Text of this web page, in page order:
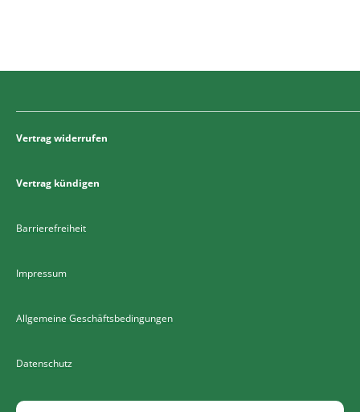
Vertrag widerrufen
Vertrag kündigen
Barrierefreiheit
Impressum
Allgemeine Geschäftsbedingungen
Datenschutz